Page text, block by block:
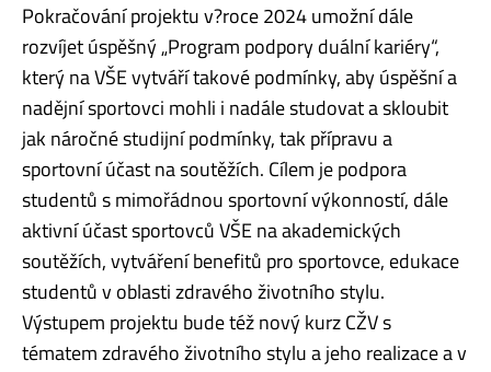
Pokračování projektu v?roce 2024 umožní dále
rozvíjet úspěšný „Program podpory duální kariéry“,
který na VŠE vytváří takové podmínky, aby úspěšní a
nadějní sportovci mohli i nadále studovat a skloubit
jak náročné studijní podmínky, tak přípravu a
sportovní účast na soutěžích. Cílem je podpora
studentů s mimořádnou sportovní výkonností, dále
aktivní účast sportovců VŠE na akademických
soutěžích, vytváření benefitů pro sportovce, edukace
studentů v oblasti zdravého životního stylu.
Výstupem projektu bude též nový kurz CŽV s
tématem zdravého životního stylu a jeho realizace a v